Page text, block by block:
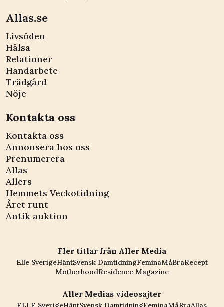
Allas.se
Livsöden
Hälsa
Relationer
Handarbete
Trädgård
Nöje
Kontakta oss
Kontakta oss
Annonsera hos oss
Prenumerera
Allas
Allers
Hemmets Veckotidning
Året runt
Antik auktion
Fler titlar från Aller Media
Elle SverigeHäntSvensk DamtidningFeminaMåBraRecept
MotherhoodResidence Magazine
Aller Medias videosajter